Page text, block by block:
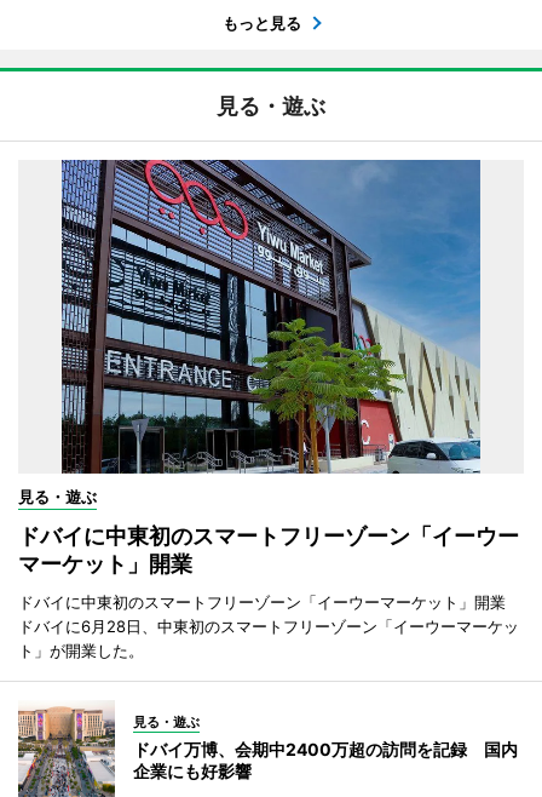
もっと見る
見る・遊ぶ
見る・遊ぶ
ドバイに中東初のスマートフリーゾーン「イーウー
マーケット」開業
ドバイに中東初のスマートフリーゾーン「イーウーマーケット」開業
ドバイに6月28日、中東初のスマートフリーゾーン「イーウーマーケッ
ト」が開業した。
見る・遊ぶ
ドバイ万博、会期中2400万超の訪問を記録 国内
企業にも好影響